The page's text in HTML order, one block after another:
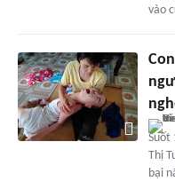
vào
Suốt
Thị
bại